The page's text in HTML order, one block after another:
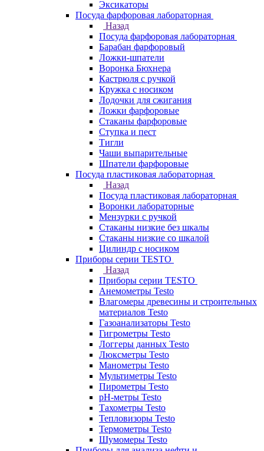
Эксикаторы
Посуда фарфоровая лабораторная
Назад
Посуда фарфоровая лабораторная
Барабан фарфоровый
Ложки-шпатели
Воронка Бюхнера
Кастрюля с ручкой
Кружка с носиком
Лодочки для сжигания
Ложки фарфоровые
Стаканы фарфоровые
Ступка и пест
Тигли
Чаши выпарительные
Шпатели фарфоровые
Посуда пластиковая лабораторная
Назад
Посуда пластиковая лабораторная
Воронки лабораторные
Мензурки с ручкой
Стаканы низкие без шкалы
Стаканы низкие со шкалой
Цилиндр с носиком
Приборы серии TESTO
Назад
Приборы серии TESTO
Анемометры Testo
Влагомеры древесины и строительных
материалов Testo
Газоанализаторы Testo
Гигрометры Testo
Логгеры данных Testo
Люксметры Testo
Манометры Testo
Мультиметры Testo
Пирометры Testo
pH-метры Testo
Тахометры Testo
Тепловизоры Testo
Термометры Testo
Шумомеры Testo